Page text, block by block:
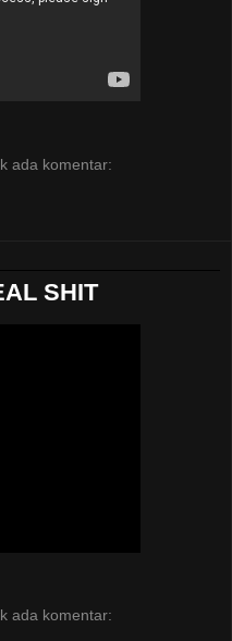
ada komentar:
SHIT
ada komentar: